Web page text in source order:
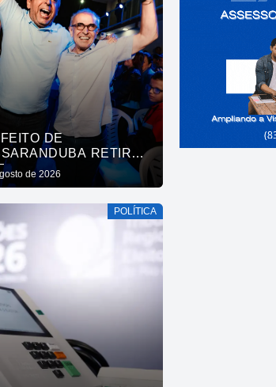
DE
RETIRA
A LUCAS RIBEIRO E
VOTO EM
de 2026
POLÍTICA